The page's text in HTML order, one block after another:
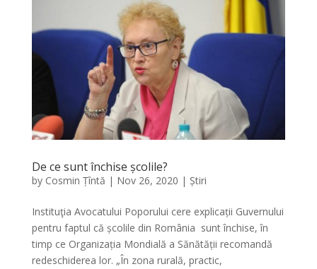
De ce sunt închise școlile?
by Cosmin Țîntă | Nov 26, 2020 | Știri
Instituţia Avocatului Poporului cere explicații Guvernului
pentru faptul că școlile din România sunt închise, în
timp ce Organizația Mondială a Sănătății recomandă
redeschiderea lor. „În zona rurală, practic,